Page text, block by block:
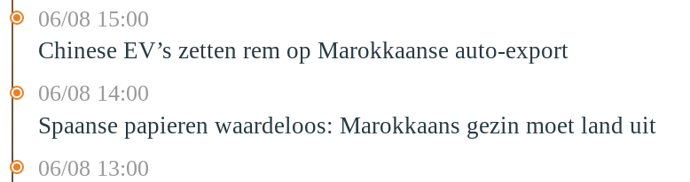
06/08 15:00
Chinese EV’s zetten rem op Marokkaanse auto-export
06/08 14:00
Spaanse papieren waardeloos: Marokkaans gezin moet land uit
06/08 13:00